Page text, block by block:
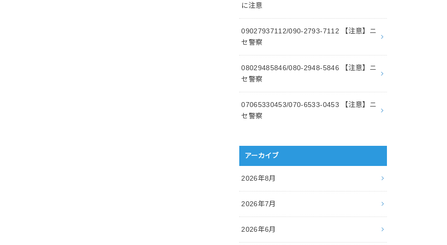
に注意
09027937112/090-2793-7112 【注意】ニ
セ警察
08029485846/080-2948-5846 【注意】ニ
セ警察
07065330453/070-6533-0453 【注意】ニ
セ警察
アーカイブ
2026年8月
2026年7月
2026年6月